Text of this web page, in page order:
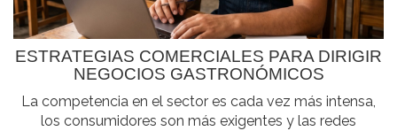
ESTRATEGIAS COMERCIALES PARA DIRIGIR
NEGOCIOS GASTRONÓMICOS
La competencia en el sector es cada vez más intensa,
los consumidores son más exigentes y las redes